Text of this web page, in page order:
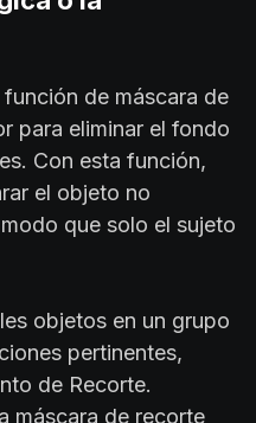
de máscara de
para eliminar el fondo
Con esta función,
el objeto no
que solo el sujeto
objetos en un grupo
pertinentes,
de Recorte.
máscara de recorte